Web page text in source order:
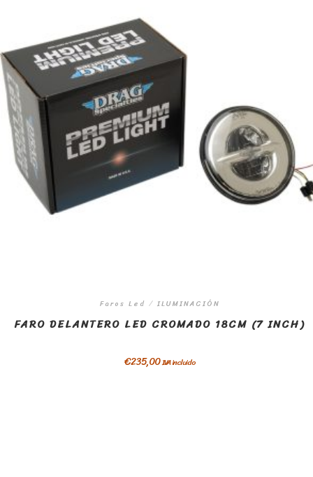
Faros Led / ILUMINACIÓN
FARO DELANTERO LED CROMADO 18CM (7 INCH)
€235,00IVA incluido